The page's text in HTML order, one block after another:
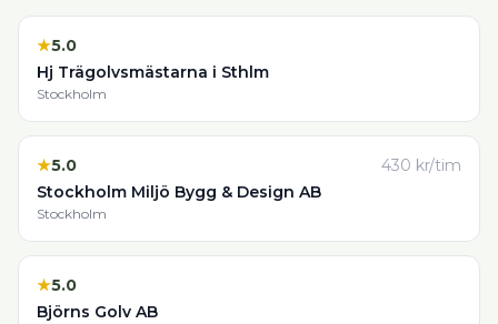
★5.0
Hj Trägolvsmästarna i Sthlm
Stockholm
★5.0 430 kr/tim
Stockholm Miljö Bygg & Design AB
Stockholm
★5.0
Björns Golv AB